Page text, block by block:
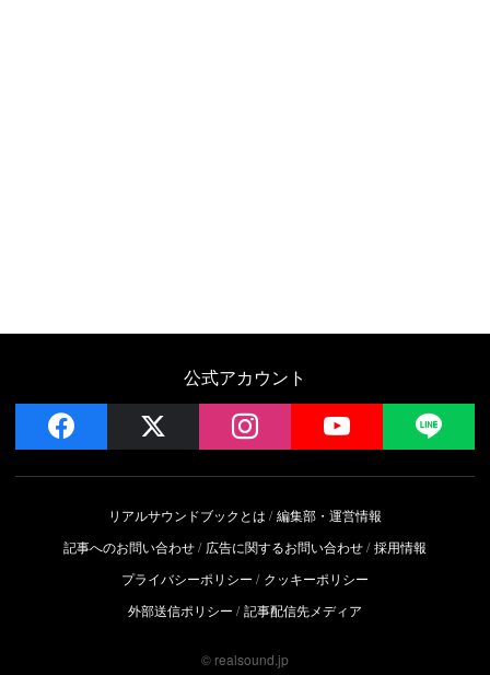
公式アカウント
facebook instagram YouTube
リアルサウンドブックとは
編集部・運営情報
記事へのお問い合わせ
広告に関するお問い合わせ 採用情報
プライバシーポリシー
クッキーポリシー
外部送信ポリシー
記事配信先メディア
© realsound.jp